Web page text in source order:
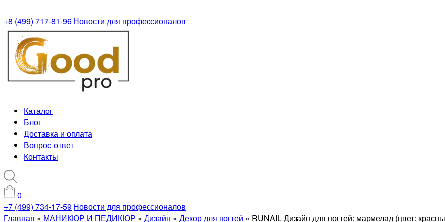
+8 (499) 717-81-96 Новости для профессионалов
Каталог
Блог
Доставка и оплата
Вопрос-ответ
Контакты
0
+7 (499) 734-17-59 Новости для профессионалов
Главная » МАНИКЮР И ПЕДИКЮР » Дизайн » Декор для ногтей » RUNAIL Дизайн для ногтей: мармелад (цвет: